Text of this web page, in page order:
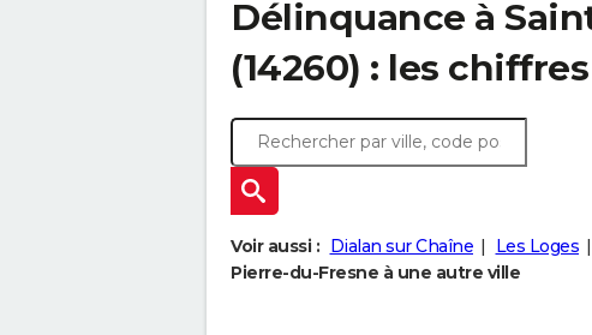
Délinquance à
(14260) : les
Voir aussi : Dialan sur Chaîne Les Loges
Pierre-du-Fresne à une autre ville